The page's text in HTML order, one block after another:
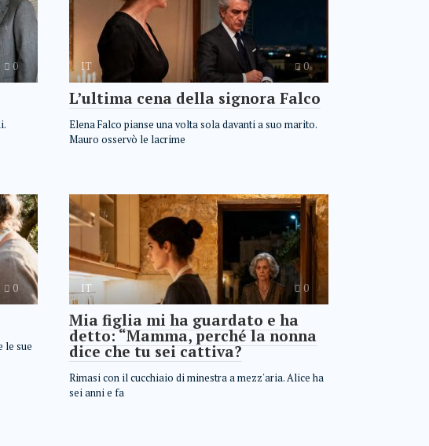
0 IT 0
L’ultima cena della signora Falco
Elena Falco pianse una volta sola davanti a suo marito.
Mauro osservò le lacrime
0
le sue
IT 0
Mia figlia mi ha guardato e ha
detto: “Mamma, perché la nonna
dice che tu sei cattiva?
Rimasi con il cucchiaio di minestra a mezz'aria. Alice ha
sei anni e fa